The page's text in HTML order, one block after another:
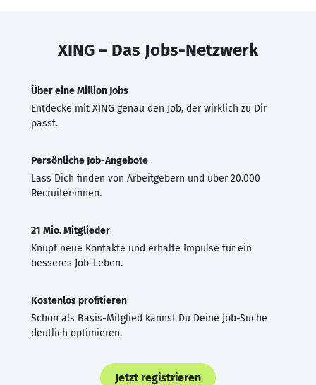
XING – Das Jobs-Netzwerk
Über eine Million Jobs
Entdecke mit XING genau den Job, der wirklich zu Dir
passt.
Persönliche Job-Angebote
Lass Dich finden von Arbeitgebern und über 20.000
Recruiter·innen.
21 Mio. Mitglieder
Knüpf neue Kontakte und erhalte Impulse für ein
besseres Job-Leben.
Kostenlos profitieren
Schon als Basis-Mitglied kannst Du Deine Job-Suche
deutlich optimieren.
Jetzt registrieren